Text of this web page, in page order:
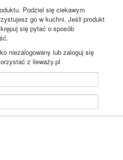
Podziel się ciekawym
go w kuchni. Jeśli produkt
się pytać o sposób
niezalogowany lub zaloguj się
z ileważy.pl